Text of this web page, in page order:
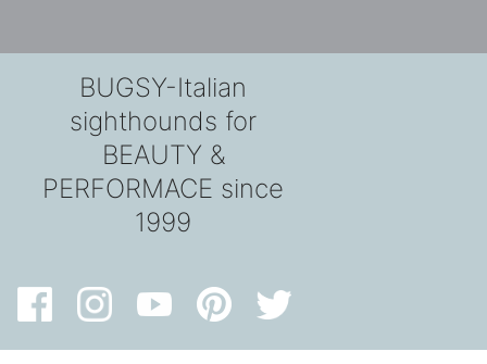
BUGSY-Italian
sighthounds for
BEAUTY &
PERFORMACE since
1999